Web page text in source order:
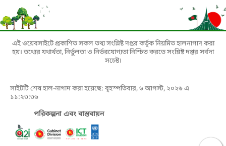
এই ওয়েবসাইটে প্রকাশিত সকল তথ্য সংশ্লিষ্ট দপ্তর কর্তৃক নিয়মিত হালনাগাদ করা
হয়। তথ্যের যথার্থতা, নির্ভুলতা ও নির্ভরযোগ্যতা নিশ্চিত করতে সংশ্লিষ্ট দপ্তর সর্বদা
সচেষ্ট।
সাইটটি শেষ হাল-নাগাদ করা হয়েছে: বৃহস্পতিবার, ৬ আগস্ট, ২০২৬ এ
১১:২৩:৩৬
পরিকল্পনা এবং বাস্তবায়ন